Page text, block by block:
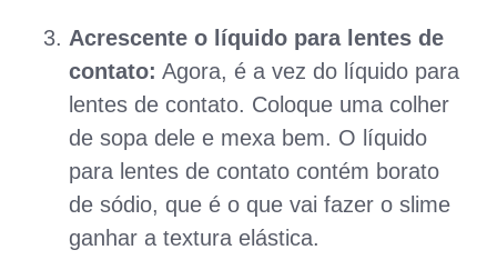
Acrescente o líquido para lentes de
contato: Agora, é a vez do líquido para
lentes de contato. Coloque uma colher
de sopa dele e mexa bem. O líquido
para lentes de contato contém borato
de sódio, que é o que vai fazer o slime
ganhar a textura elástica.